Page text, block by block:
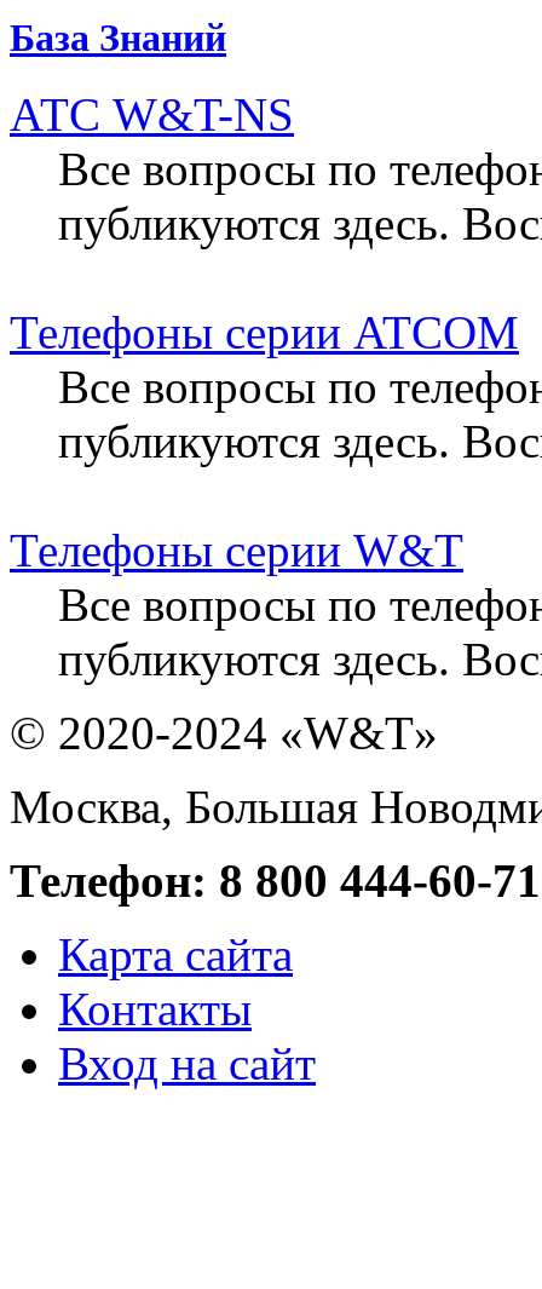
База Знаний
АТС W&T-NS
Все вопросы по
публикуются здесь.
Телефоны серии ATCOM
Все вопросы по
публикуются здесь.
Телефоны серии W&T
Все вопросы по
публикуются здесь.
© 2020-2024 «W&T»
Москва, Большая
Телефон: 8 800 444-60-71
Карта сайта
Контакты
Вход на сайт